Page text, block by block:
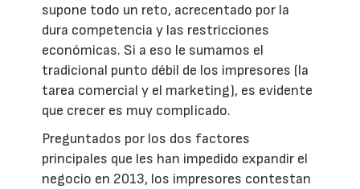
supone todo un reto, acrecentado por la
dura competencia y las restricciones
económicas. Si a eso le sumamos el
tradicional punto débil de los impresores (la
tarea comercial y el marketing), es evidente
que crecer es muy complicado.
Preguntados por los dos factores
principales que les han impedido expandir el
negocio en 2013, los impresores contestan